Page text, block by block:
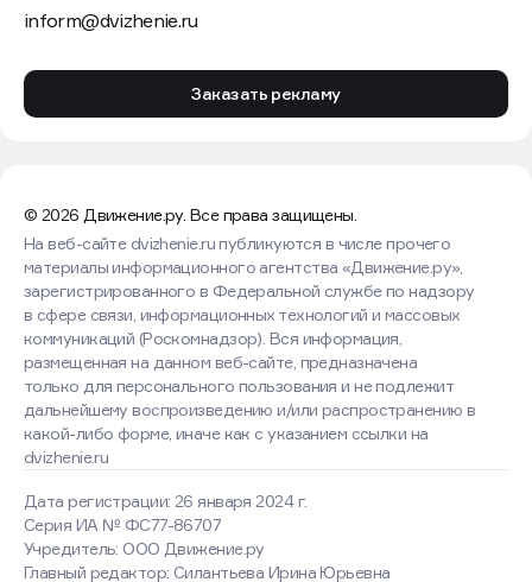
inform@dvizhenie.ru
Заказать рекламу
© 2026 Движение.ру. Все права защищены.
Дата регистрации: 26 января 2024 г.
Серия ИА № ФС77-86707
Учредитель: ООО Движение.ру
Главный редактор: Силантьева Ирина Юрьевна
На веб-сайте dvizhenie.ru публикуются в числе прочего
материалы информационного агентства «Движение.ру»,
зарегистрированного в Федеральной службе по надзору
в сфере связи, информационных технологий и массовых
коммуникаций (Роскомнадзор). Вся информация,
размещенная на данном веб-сайте, предназначена
только для персонального пользования и не подлежит
дальнейшему воспроизведению и/или распространению в
какой-либо форме, иначе как с указанием ссылки на
dvizhenie.ru